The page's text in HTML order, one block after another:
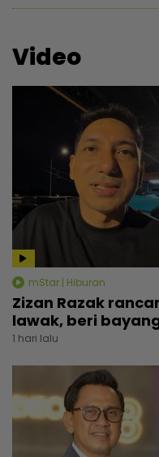
Video
mStar | Hiburan
Zizan Razak
lawak, beri
1 hari lalu